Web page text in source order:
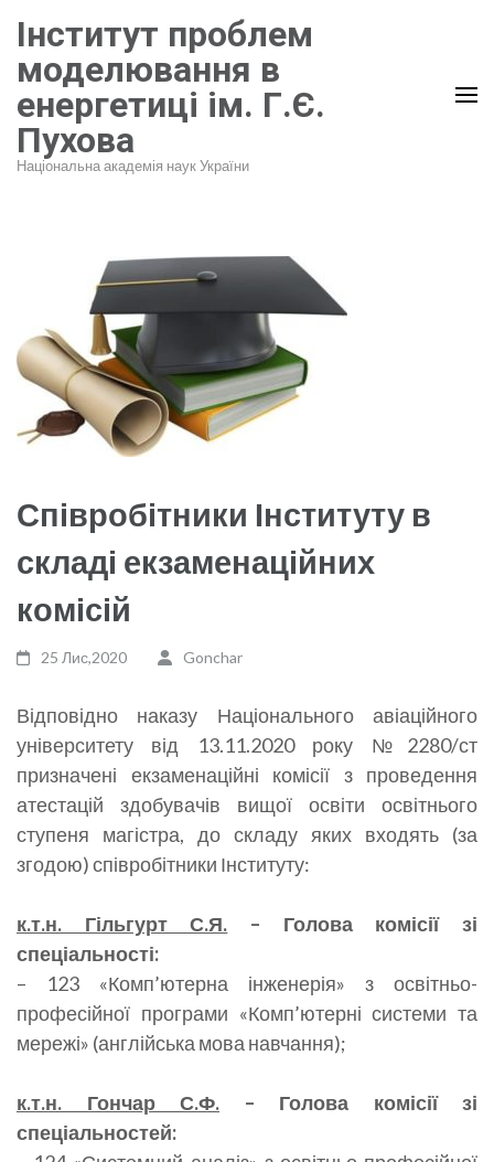
до
вмісту
(натисніть
Enter)
Інститут проблем
моделювання в
енергетиці ім. Г.Є.
Пухова
Національна академія наук України
Співробітники Інституту в
складі екзаменаційних
комісій
25 Лис,2020 Gonchar
Відповідно наказу Національного авіаційного
університету від 13.11.2020 року №2280/ст
призначені екзаменаційні комісії з проведення
атестацій здобувачів вищої освіти освітнього
ступеня магістра, до складу яких входять (за
згодою) співробітники Інституту:
к.т.н. Гільгурт С.Я. – Голова комісії зі
спеціальності:
– 123 «Комп’ютерна інженерія» з освітньо-
професійної програми «Комп’ютерні системи та
мережі» (англійська мова навчання);
к.т.н. Гончар С.Ф. – Голова комісії зі
спеціальностей: